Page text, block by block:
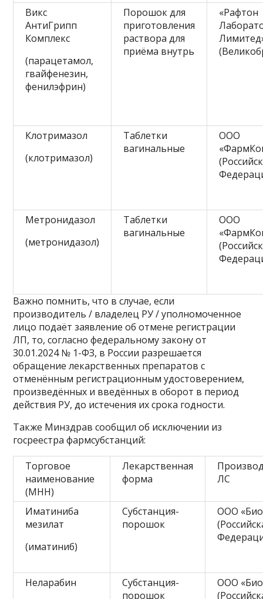
Викс
АнтиГрипп
Комплекс
(парацетамол,
гвайфенезин,
фенилэфрин)
Порошок для
приготовления
раствора для
приёма внутрь
«Рафтон
Клотримазол
(клотримазол)
Таблетки
вагинальные
ООО
Метронидазол
(метронидазол)
Таблетки
вагинальные
ООО
Важно помнить, что в случае, если
производитель / владелец РУ / уполномоченное
лицо подаёт заявление об отмене регистрации
ЛП, то, согласно федеральному закону от
30.01.2024 № 1-ФЗ, в России разрешается
обращение лекарственных препаратов с
отменённым регистрационным удостоверением,
произведённых и введённых в оборот в период
действия РУ, до истечения их срока годности.
Также Минздрав сообщил об исключении из
госреестра фармсубстанций:
Торговое
наименование
(МНН)
Лекарственная
форма
ЛС
Иматиниба
мезилат
(иматиниб)
Субстанция-
порошок
ООО
Неларабин
Субстанция-
порошок
ООО